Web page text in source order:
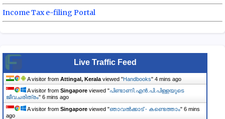
Income Tax e-filing Portal
Live Traffic Feed
A visitor from Attingal, Kerala viewed "Handbooks" 4 mins ago
A visitor from Singapore viewed "പിണ്ടാണി.എൻ.പി.പിള്ളയുടെ
ജീവചരിത്രം" 6 mins ago
A visitor from Singapore viewed "ഞാവൽക്കാട് - കണ്ടെത്താം" 6 mins
ago